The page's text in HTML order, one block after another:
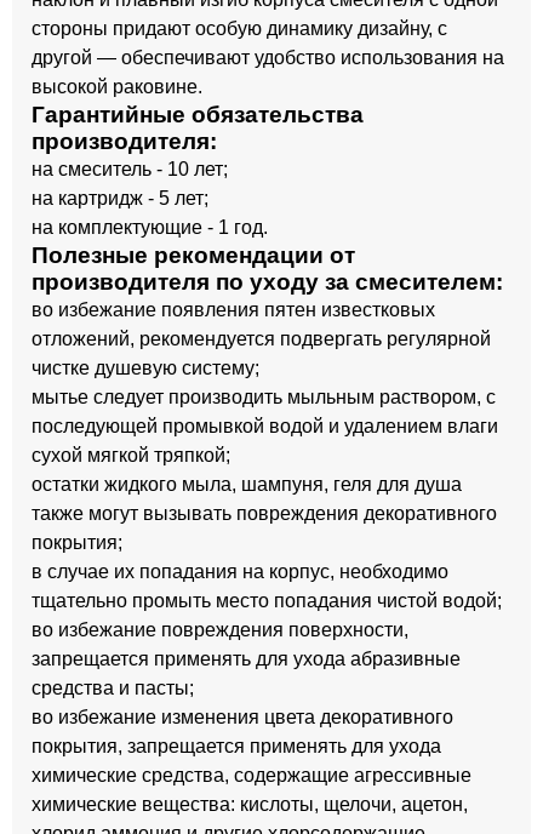
стороны придают особую динамику дизайну, с
другой — обеспечивают удобство использования на
высокой раковине.
Гарантийные обязательства
производителя:
на смеситель - 10 лет;
на картридж - 5 лет;
на комплектующие - 1 год.
Полезные рекомендации от
производителя по уходу за смесителем:
во избежание появления пятен известковых
отложений, рекомендуется подвергать регулярной
чистке душевую систему;
мытье следует производить мыльным раствором, с
последующей промывкой водой и удалением влаги
сухой мягкой тряпкой;
остатки жидкого мыла, шампуня, геля для душа
также могут вызывать повреждения декоративного
покрытия;
в случае их попадания на корпус, необходимо
тщательно промыть место попадания чистой водой;
во избежание повреждения поверхности,
запрещается применять для ухода абразивные
средства и пасты;
во избежание изменения цвета декоративного
покрытия, запрещается применять для ухода
химические средства, содержащие агрессивные
химические вещества: кислоты, щелочи, ацетон,